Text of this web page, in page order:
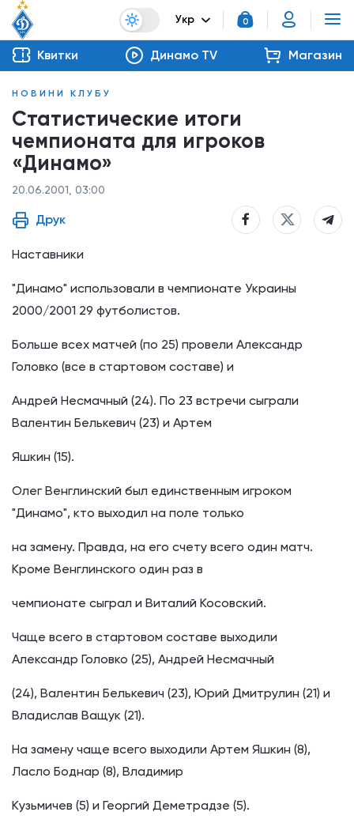
Укр 0
Квитки Динамо TV Магазин
НОВИНИ КЛУБУ
Статистические итоги
чемпионата для игроков
«Динамо»
20.06.2001, 03:00
Друк
Наставники
"Динамо" использовали в чемпионате Украины
2000/2001 29 футболистов.
Больше всех матчей (по 25) провели Александр
Головко (все в стартовом составе) и
Андрей Несмачный (24). По 23 встречи сыграли
Валентин Белькевич (23) и Артем
Яшкин (15).
Олег Венглинский был единственным игроком
"Динамо", кто выходил на поле только
на замену. Правда, на его счету всего один матч.
Кроме Венглинского один раз в
чемпионате сыграл и Виталий Косовский.
Чаще всего в стартовом составе выходили
Александр Головко (25), Андрей Несмачный
(24), Валентин Белькевич (23), Юрий Дмитрулин (21) и
Владислав Ващук (21).
На замену чаще всего выходили Артем Яшкин (8),
Ласло Боднар (8), Владимир
Кузьмичев (5) и Георгий Деметрадзе (5).